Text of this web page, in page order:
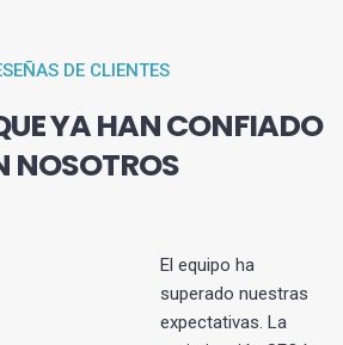
DE CLIENTES
YA HAN CONFIADO
NOSOTROS
El equipo ha
superado nuestras
expectativas. La